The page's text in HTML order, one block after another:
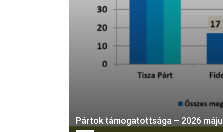
Pártok támogatottsága – 2026